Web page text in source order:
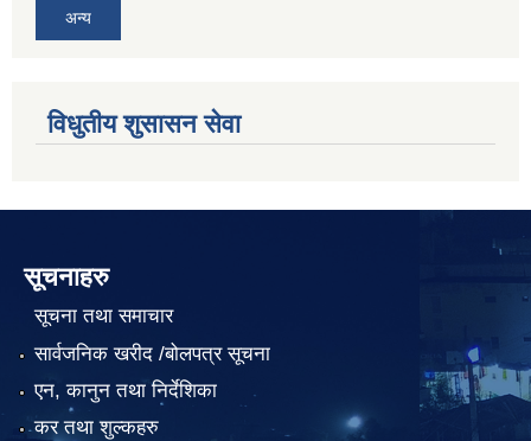
अन्य
विधुतीय शुसासन सेवा
सूचनाहरु
सूचना तथा समाचार
सार्वजनिक खरीद /बोलपत्र सूचना
एन, कानुन तथा निर्देशिका
कर तथा शुल्कहरु